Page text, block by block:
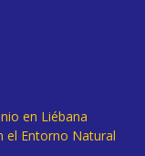
en Liébana
el Entorno Natural